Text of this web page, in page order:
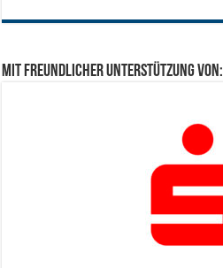
Mit freundlicher Unterstützung von: